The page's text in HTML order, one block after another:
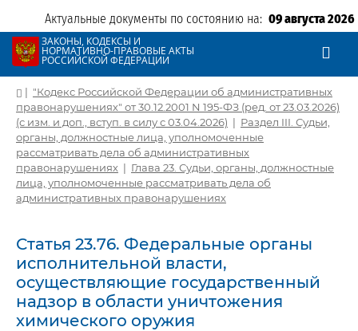
Актуальные документы по состоянию на: 09 августа 2026
ЗАКОНЫ, КОДЕКСЫ И
НОРМАТИВНО-ПРАВОВЫЕ АКТЫ
РОССИЙСКОЙ ФЕДЕРАЦИИ
| "Кодекс Российской Федерации об административных
правонарушениях" от 30.12.2001 N 195-ФЗ (ред. от 23.03.2026)
(с изм. и доп., вступ. в силу с 03.04.2026) | Раздел III. Судьи,
органы, должностные лица, уполномоченные
рассматривать дела об административных
правонарушениях | Глава 23. Судьи, органы, должностные
лица, уполномоченные рассматривать дела об
административных правонарушениях
Статья 23.76. Федеральные органы
исполнительной власти,
осуществляющие государственный
надзор в области уничтожения
химического оружия